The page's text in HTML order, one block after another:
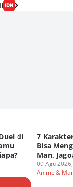
di
7
Bisa
Man,
09 Agu
Anime &